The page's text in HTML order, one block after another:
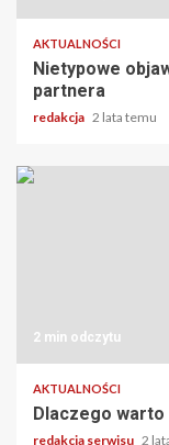
AKTUALNOŚCI
Nietypowe
partnera
redakcja 2 lata temu
2 min odczytu
AKTUALNOŚCI
Dlaczego
redakcja serwisu 2